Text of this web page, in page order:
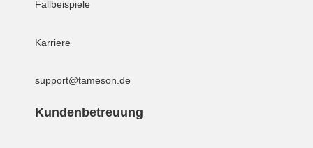
Fallbeispiele
Karriere
support@tameson.de
Kundenbetreuung